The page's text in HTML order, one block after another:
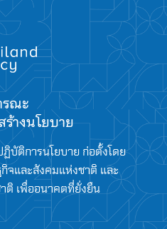
ณะ
างนโยบาย
บัติการนโยบาย ก่อตั้งโดย
จและสังคมแห่งชาติ และ
ติ เพื่ออนาคตที่ยั่งยืน